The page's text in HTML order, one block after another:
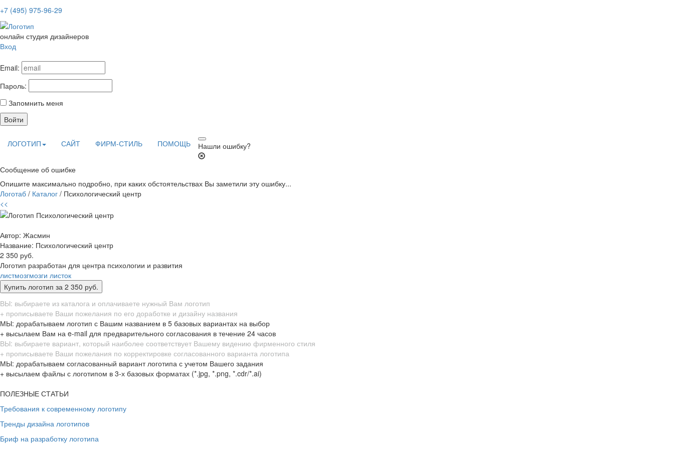
+7 (495) 975-96-29
онлайн студия дизайнеров
Вход
Email:
Пароль:
Запомнить меня
Войти
ЛОГОТИП САЙТ ФИРМ-СТИЛЬ ПОМОЩЬ Нашли ошибку?
Сообщение об ошибке
Опишите максимально подробно, при каких обстоятельствах Вы заметили эту ошибку...
Логотаб / Каталог / Психологический центр
<<
Автор: Жасмин
Название: Психологический центр
2 350 руб.
Логотип разработан для центра психологии и развития
листмозгмозги листок
ВЫ: выбираете из каталога и оплачиваете нужный Вам логотип
+ прописываете Ваши пожелания по его доработке и дизайну названия
МЫ: дорабатываем логотип с Вашим названием в 5 базовых вариантах на выбор
+ высылаем Вам на e-mail для предварительного согласования в течение 24 часов
ВЫ: выбираете вариант, который наиболее соответствует Вашему видению фирменного стиля
+ прописываете Ваши пожелания по корректировке согласованного варианта логотипа
МЫ: дорабатываем согласованный вариант логотипа с учетом Вашего задания
+ высылаем файлы с логотипом в 3-х базовых форматах (*.jpg, *.png, *.cdr/*.ai)
ПОЛЕЗНЫЕ СТАТЬИ
Требования к современному логотипу
Тренды дизайна логотипов
Бриф на разработку логотипа